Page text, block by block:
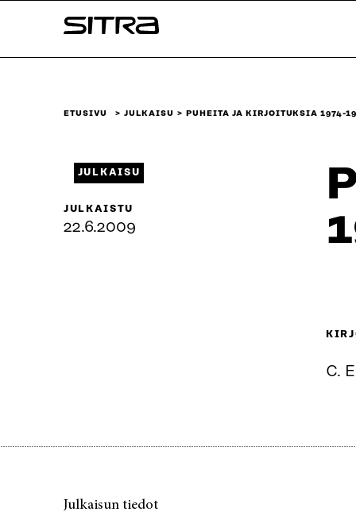
sisältöön
Sitra
ETUSIVU JULKAISU PUHEITA JA KIRJOITUKSIA 1974-
JULKAISU
JULKAISTU
22.6.2009
C.
Julkaisun tiedot